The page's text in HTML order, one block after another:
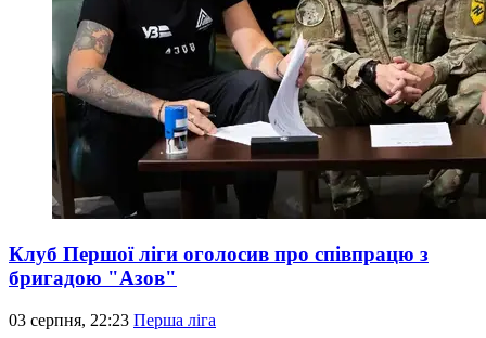
Клуб Першої ліги оголосив про співпрацю з
бригадою "Азов"
03 серпня, 22:23 Перша ліга